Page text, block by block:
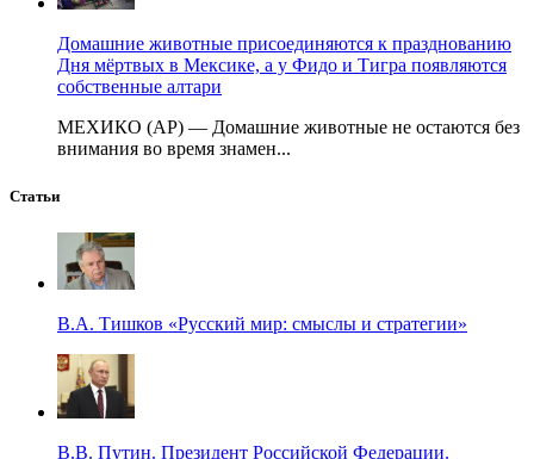
Домашние животные присоединяются к празднованию
Дня мёртвых в Мексике, а у Фидо и Тигра появляются
собственные алтари
МЕХИКО (AP) — Домашние животные не остаются без
внимания во время знамен...
Статьи
В.А. Тишков «Русский мир: смыслы и стратегии»
В.В. Путин. Президент Российской Федерации.